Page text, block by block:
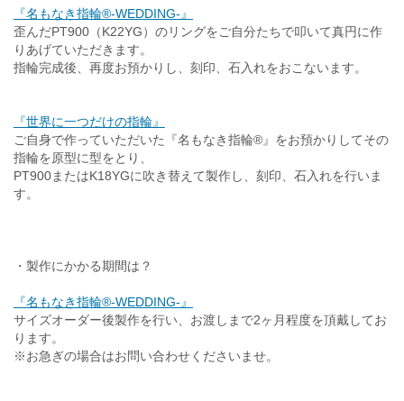
『名もなき指輪®-WEDDING-』
歪んだPT900（K22YG）のリングをご自分たちで叩いて真円に作
りあげていただきます。
指輪完成後、再度お預かりし、刻印、石入れをおこないます。
『世界に一つだけの指輪』
ご自身で作っていただいた『名もなき指輪®』をお預かりしてその
指輪を原型に型をとり、
PT900またはK18YGに吹き替えて製作し、刻印、石入れを行いま
す。
・製作にかかる期間は？
『名もなき指輪®-WEDDING-』
サイズオーダー後製作を行い、お渡しまで2ヶ月程度を頂戴してお
ります。
※お急ぎの場合はお問い合わせくださいませ。